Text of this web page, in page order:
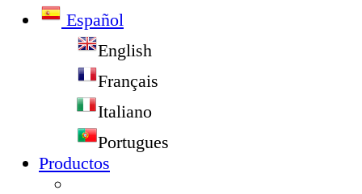
Español
English
Français
Italiano
Portugues
Productos